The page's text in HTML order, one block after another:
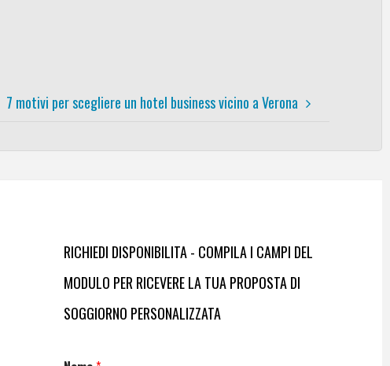
7 motivi per scegliere un hotel business vicino a Verona
RICHIEDI DISPONIBILITA - COMPILA I CAMPI DEL
MODULO PER RICEVERE LA TUA PROPOSTA DI
SOGGIORNO PERSONALIZZATA